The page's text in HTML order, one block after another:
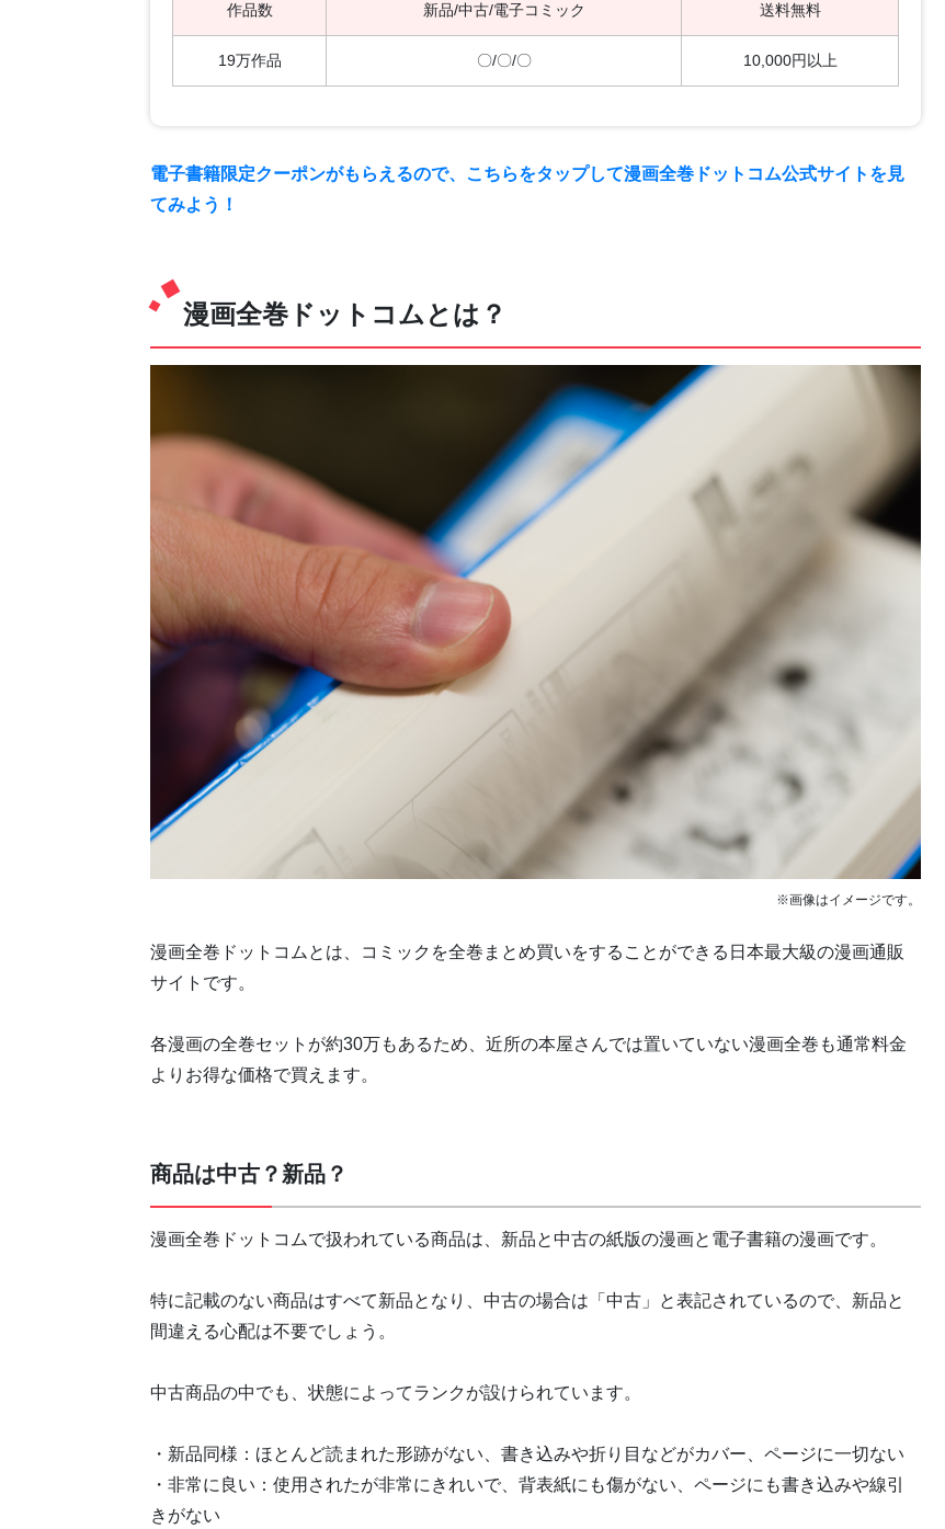
作品数 新品/中古/電子コミック 送料無料
19万作品 〇/〇/〇 10,000円以上
電子書籍限定クーポンがもらえるので、こちらをタップして漫画全巻ドットコム公式サイトを見
てみよう！
漫画全巻ドットコムとは？
※画像はイメージです。
漫画全巻ドットコムとは、コミックを全巻まとめ買いをすることができる日本最大級の漫画通販
サイトです。
各漫画の全巻セットが約30万もあるため、近所の本屋さんでは置いていない漫画全巻も通常料金
よりお得な価格で買えます。
商品は中古？新品？
漫画全巻ドットコムで扱われている商品は、新品と中古の紙版の漫画と電子書籍の漫画です。
特に記載のない商品はすべて新品となり、中古の場合は「中古」と表記されているので、新品と
間違える心配は不要でしょう。
中古商品の中でも、状態によってランクが設けられています。
・新品同様：ほとんど読まれた形跡がない、書き込みや折り目などがカバー、ページに一切ない
・非常に良い：使用されたが非常にきれいで、背表紙にも傷がない、ページにも書き込みや線引
きがない